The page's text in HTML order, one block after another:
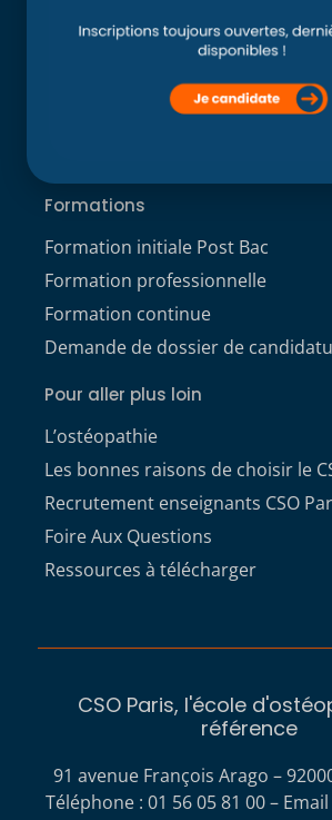
Clinique ostéopathique interne du
Service aux étudiants
Formations
Formation initiale Post Bac
Formation professionnelle
Formation continue
Demande de dossier de
Pour aller plus loin
L’ostéopathie
Les bonnes raisons de choisir le
Recrutement enseignants CSO
Foire Aux Questions
Ressources à télécharger
CSO Paris, l'école
référence
91 avenue François Arago –
Téléphone : 01 56 05 81 00 – Email